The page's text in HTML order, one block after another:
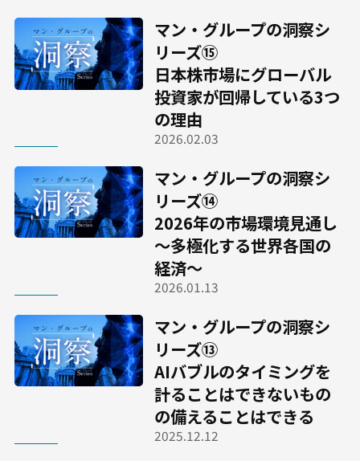
マン・グループの洞察シ
リーズ⑮
日本株市場にグローバル
投資家が回帰している3つ
の理由
2026.02.03
マン・グループの洞察シ
リーズ⑭
2026年の市場環境見通し
～多極化する世界各国の
経済～
2026.01.13
マン・グループの洞察シ
リーズ⑬
AIバブルのタイミングを
計ることはできないもの
の備えることはできる
2025.12.12